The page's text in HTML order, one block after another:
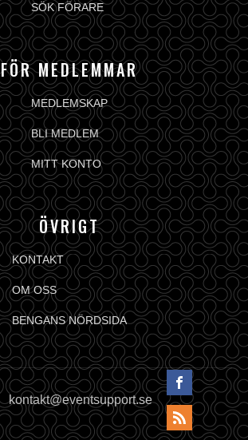
SÖK FÖRARE
FÖR MEDLEMMAR
MEDLEMSKAP
BLI MEDLEM
MITT KONTO
ÖVRIGT
KONTAKT
OM OSS
BENGANS NÖRDSIDA
kontakt@eventsupport.se